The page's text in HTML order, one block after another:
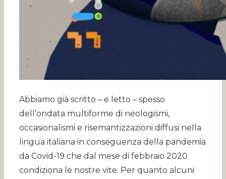
Abbiamo già scritto – e letto – spesso
dell’ondata multiforme di neologismi,
occasionalismi e risemantizzazioni diffusi nella
lingua italiana in conseguenza della pandemia
da Covid-19 che dal mese di febbraio 2020
condiziona le nostre vite. Per quanto alcuni